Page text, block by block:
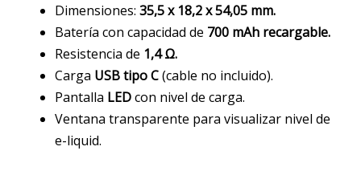
Dimensiones: 35,5 x 18,2 x 54,05 mm.
Batería con capacidad de 700 mAh recargable.
Resistencia de 1,4 Ω.
Carga USB tipo C(cable no incluido).
Pantalla LEDcon nivel de carga.
Ventana transparente para visualizar nivel de
e-liquid.